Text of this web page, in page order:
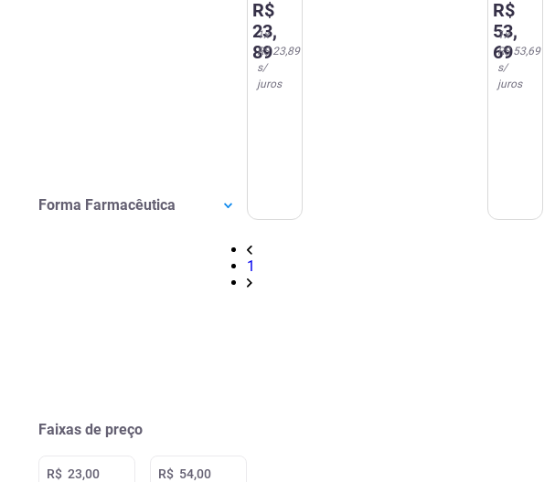
Forma Farmacêutica
Faixas de preço
R$ R$
R$
23,
89
1x
R$ 23,89
s/
juros
R$
53,
69
1x
R$ 53,69
s/
juros
1